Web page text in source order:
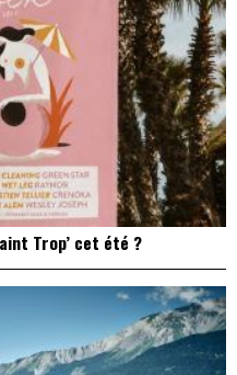
Trop’ cet été ?